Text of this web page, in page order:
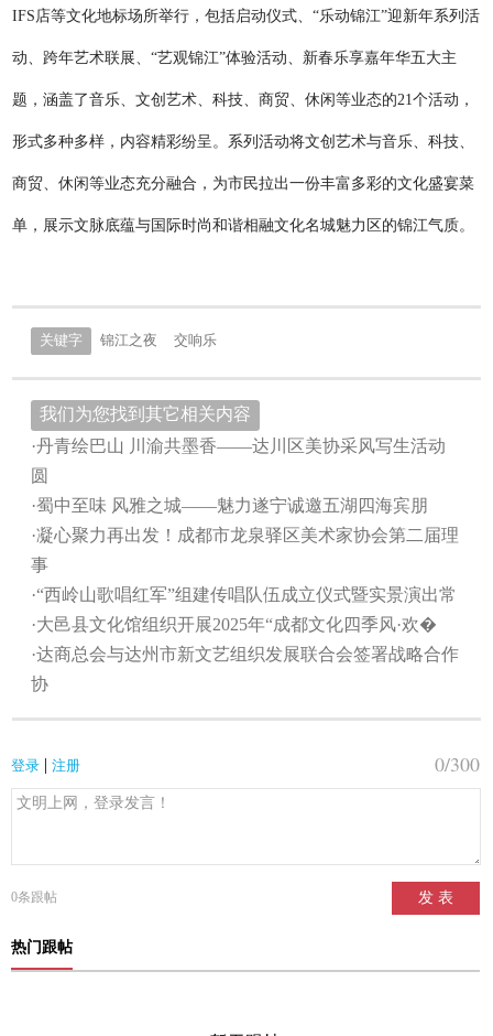
IFS店等文化地标场所举行，包括启动仪式、“乐动锦江”迎新年系列活
动、跨年艺术联展、“艺观锦江”体验活动、新春乐享嘉年华五大主
题，涵盖了音乐、文创艺术、科技、商贸、休闲等业态的21个活动，
形式多种多样，内容精彩纷呈。系列活动将文创艺术与音乐、科技、
商贸、休闲等业态充分融合，为市民拉出一份丰富多彩的文化盛宴菜
单，展示文脉底蕴与国际时尚和谐相融文化名城魅力区的锦江气质。
关键字 锦江之夜 交响乐
我们为您找到其它相关内容
·丹青绘巴山 川渝共墨香——达川区美协采风写生活动
圆
·蜀中至味 风雅之城——魅力遂宁诚邀五湖四海宾朋
·凝心聚力再出发！成都市龙泉驿区美术家协会第二届理
事
·“西岭山歌唱红军”组建传唱队伍成立仪式暨实景演出常
·大邑县文化馆组织开展2025年“成都文化四季风·欢�
·达商总会与达州市新文艺组织发展联合会签署战略合作
协
登录 | 注册 0/300
0条跟帖 发 表
热门跟帖